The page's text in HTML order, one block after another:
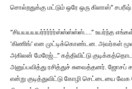
சொல்றதுக்கு மட்டும் ஒரே ஒரு கிளாஸ்”
“சியயயயயர்ர்ர்ர்ர்ஸ்ஸ்ஸ்ஸ்ஸ்…..” உயர்ந்த
‘கிணிங்’ என முட்டிக்கொண்டன. அவர்கள்
அகிலன் மேரேஜ்…” கத்திவிட்டு
அனுப்பவித்து ரசித்துச் சுவைத்தனர்.
என்று குடித்துவிட்டு கோழி செட்டையை